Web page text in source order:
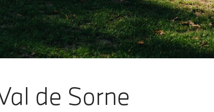
de Sorne